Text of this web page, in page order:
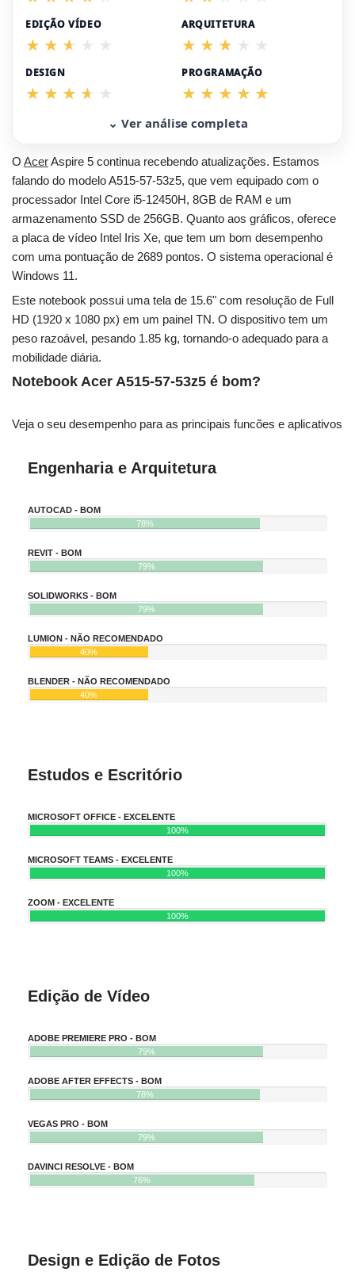
EDIÇÃO VÍDEO ARQUITETURA
DESIGN PROGRAMAÇÃO
⌄ Ver análise completa
O AcerAspire 5 continua recebendo atualizações. Estamos
falando do modelo A515-57-53z5, que vem equipado com o
processador Intel Core i5-12450H, 8GB de RAM e um
armazenamento SSD de 256GB. Quanto aos gráficos, oferece
a placa de vídeo Intel Iris Xe, que tem um bom desempenho
com uma pontuação de 2689 pontos. O sistema operacional é
Windows 11.
Este notebook possui uma tela de 15.6" com resolução de Full
HD (1920 x 1080 px) em um painel TN. O dispositivo tem um
peso razoável, pesando 1.85 kg, tornando-o adequado para a
mobilidade diária.
Notebook Acer A515-57-53z5 é bom?
Veja o seu desempenho para as principais funcões e aplicativos
Engenharia e Arquitetura
AUTOCAD - BOM
78%
REVIT - BOM
79%
SOLIDWORKS - BOM
79%
LUMION - NÃO RECOMENDADO
40%
BLENDER - NÃO RECOMENDADO
40%
Estudos e Escritório
MICROSOFT OFFICE - EXCELENTE
100%
MICROSOFT TEAMS - EXCELENTE
100%
ZOOM - EXCELENTE
100%
Edição de Vídeo
ADOBE PREMIERE PRO - BOM
79%
ADOBE AFTER EFFECTS - BOM
78%
VEGAS PRO - BOM
79%
DAVINCI RESOLVE - BOM
76%
Design e Edição de Fotos